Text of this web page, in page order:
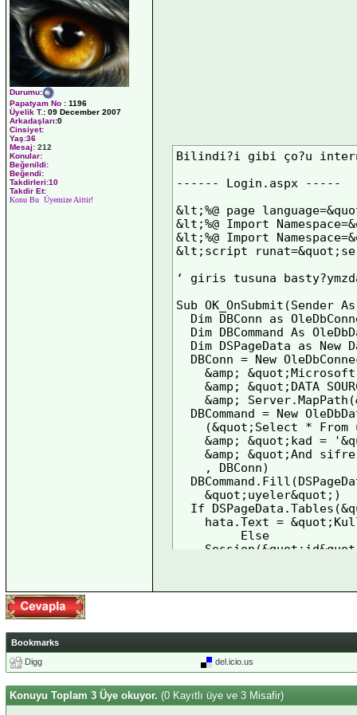
Durumu:
Papatyam No : 1196
Üyelik T. : 09 December 2007
Arkadaşları:0
Cinsiyet:
Yaş:36
Mesaj: 212
Konular:
Beğenildi:
Beğendi:
Takdirleri:10
Takdir Et:
Konu Bu Üyemize Aittir!
Bilindi?i gibi ço?u
------ Login.aspx -----
&lt;%@ page
&lt;%@ Import
&lt;%@ Import
&lt;script
‘ giris tusuna
Sub OK_OnSubmit(Sender
Dim DBConn as
Dim DBCommand As
Dim DSPageData as New
DBConn = New
&amp;
&amp; &quot;DATA
&amp;
DBCommand = New
(&quot;Select * From
&amp; &quot;kad =
&amp; &quot;And
    , DBConn)
    &quot;uyeler&quot;)
If
hata.Text =
&lt;/script&gt;
&lt;html&gt;
&lt;head&gt;
&lt;title&gt;Login
&lt;/head&gt;
Bookmarks
Digg
del.icio.us
Konuyu Toplam 3 Üye okuyor. (0 Kayıtlı üye ve 3 Misafir)